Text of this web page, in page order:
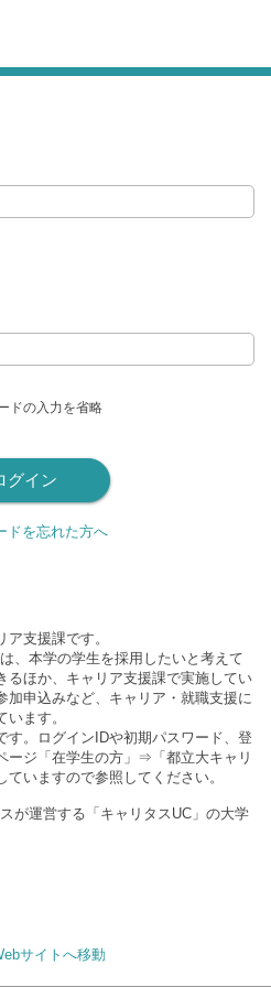
ドの入力を省略
ドを忘れた方へ
支援課です。
、本学の学生を採用したいと考えて
るほか、キャリア支援課で実施してい
加申込みなど、キャリア・就職支援に
ます。
す。ログインIDや初期パスワード、登
ージ「在学生の方」⇒「都立大キャリ
いますので参照してください。
が運営する「キャリタスUC」の大学
サイトへ移動